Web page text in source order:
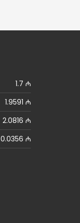
1.7 ₼
1.9591 ₼
2.0816 ₼
0.0356 ₼